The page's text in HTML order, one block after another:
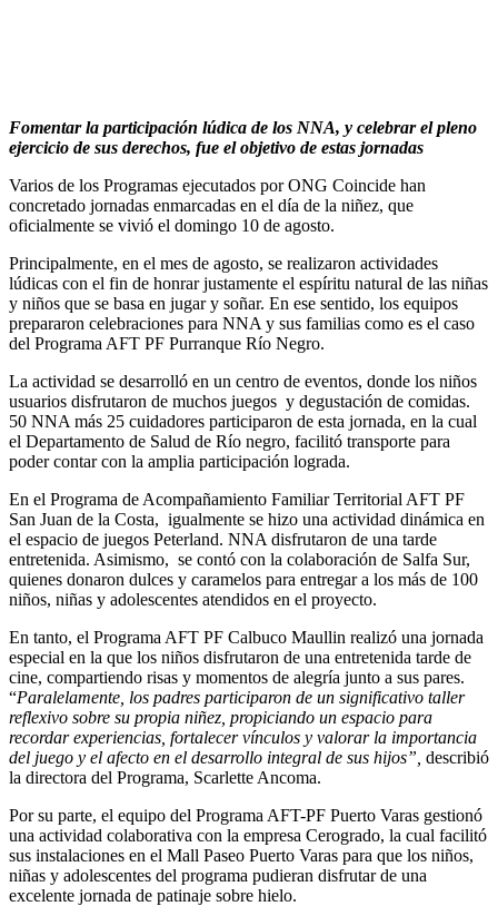
Fomentar la participación lúdica de los NNA, y celebrar el pleno
ejercicio de sus derechos, fue el objetivo de estas jornadas
Varios de los Programas ejecutados por ONG Coincide han
concretado jornadas enmarcadas en el día de la niñez, que
oficialmente se vivió el domingo 10 de agosto.
Principalmente, en el mes de agosto, se realizaron actividades
lúdicas con el fin de honrar justamente el espíritu natural de las niñas
y niños que se basa en jugar y soñar. En ese sentido, los equipos
prepararon celebraciones para NNA y sus familias como es el caso
del Programa AFT PF Purranque Río Negro.
La actividad se desarrolló en un centro de eventos, donde los niños
usuarios disfrutaron de muchos juegos y degustación de comidas.
50 NNA más 25 cuidadores participaron de esta jornada, en la cual
el Departamento de Salud de Río negro, facilitó transporte para
poder contar con la amplia participación lograda.
En el Programa de Acompañamiento Familiar Territorial AFT PF
San Juan de la Costa, igualmente se hizo una actividad dinámica en
el espacio de juegos Peterland. NNA disfrutaron de una tarde
entretenida. Asimismo, se contó con la colaboración de Salfa Sur,
quienes donaron dulces y caramelos para entregar a los más de 100
niños, niñas y adolescentes atendidos en el proyecto.
En tanto, el Programa AFT PF Calbuco Maullin realizó una jornada
especial en la que los niños disfrutaron de una entretenida tarde de
cine, compartiendo risas y momentos de alegría junto a sus pares.
“Paralelamente, los padres participaron de un significativo taller
reflexivo sobre su propia niñez, propiciando un espacio para
recordar experiencias, fortalecer vínculos y valorar la importancia
del juego y el afecto en el desarrollo integral de sus hijos”, describió
la directora del Programa, Scarlette Ancoma.
Por su parte, el equipo del Programa AFT-PF Puerto Varas gestionó
una actividad colaborativa con la empresa Cerogrado, la cual facilitó
sus instalaciones en el Mall Paseo Puerto Varas para que los niños,
niñas y adolescentes del programa pudieran disfrutar de una
excelente jornada de patinaje sobre hielo.